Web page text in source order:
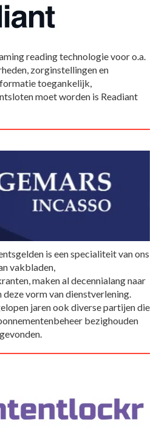
reading technologie voor o.a.
zorginstellingen en
toegankelijk,
moet worden is Readiant
is een specialiteit van ons
vakbladen,
maken al decennialang naar
vorm van dienstverlening.
jaren ook diverse partijen die
bezighouden